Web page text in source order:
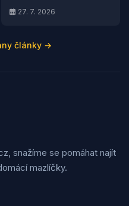
27. 7. 2026
články →
snažíme se pomáhat najít
mazlíčky.